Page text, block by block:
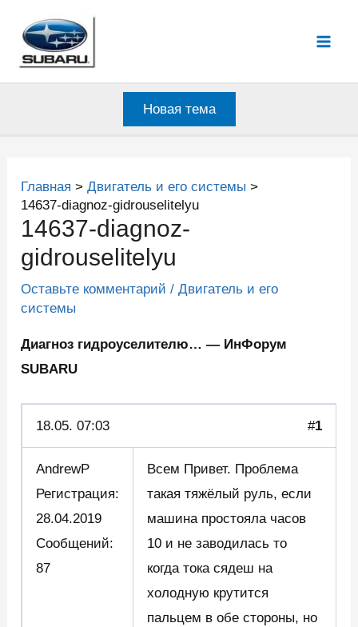
содержимому
Новая тема
Главная
Двигатель и его системы
14637-diagnoz-gidrouselitelyu
14637-diagnoz-
gidrouselitelyu
Оставьте комментарий /Двигатель и его
системы
Диагноз гидроуселителю… — ИнФорум
SUBARU
18.05. 07:03 #1
AndrewP
Регистрация:
28.04.2019
Сообщений:
87
Всем Привет. Проблема
такая тяжёлый руль, если
машина простояла часов
10 и не заводилась то
когда тока сядеш на
холодную крутится
пальцем в обе стороны, но